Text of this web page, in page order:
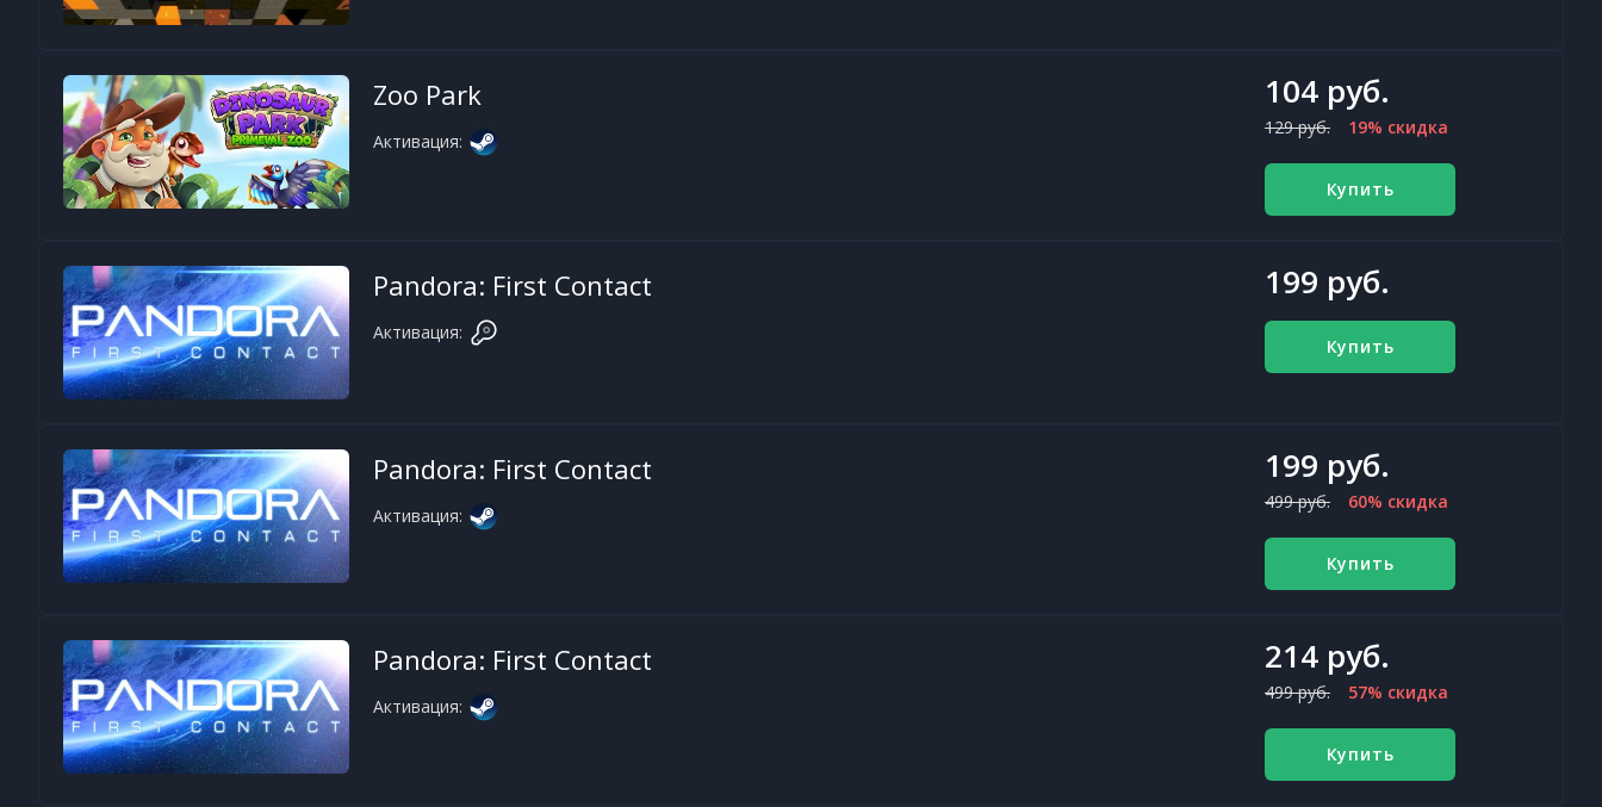
Zoo Park
Активация:
104 руб.
129 руб. 19% скидка
Купить
Pandora: First Contact
Активация:
199 руб.
Купить
Pandora: First Contact
Активация:
199 руб.
499 руб. 60% скидка
Купить
Pandora: First Contact
Активация:
214 руб.
499 руб. 57% скидка
Купить